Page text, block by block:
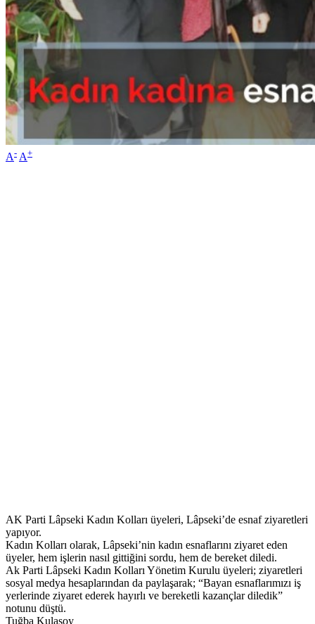
A- A+
AK Parti Lâpseki Kadın Kolları üyeleri, Lâpseki’de esnaf ziyaretleri
yapıyor.
Kadın Kolları olarak, Lâpseki’nin kadın esnaflarını ziyaret eden
üyeler, hem işlerin nasıl gittiğini sordu, hem de bereket diledi.
Ak Parti Lâpseki Kadın Kolları Yönetim Kurulu üyeleri; ziyaretleri
sosyal medya hesaplarından da paylaşarak; “Bayan esnaflarımızı iş
yerlerinde ziyaret ederek hayırlı ve bereketli kazançlar diledik”
notunu düştü.
Tuğba Kulasoy